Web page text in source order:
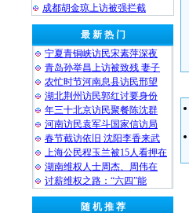
成都胡金琼上访被强拦截
最 新 热 门
宁夏青铜峡访民宋素萍深夜
青岛孙举昌上访被致残 妻子
农忙时节河南息县访民邢望
湖北荆州访民郭红讨要身份
年三十北京访民聚餐陈沈群
河南访民袁军斗国家信访局
春节截访依旧 沈阳李香来武
上海公民程玉兰被15人看押在
湖南维权人士周杰、周伟在
讨薪维权之路：“六四”能
随 机 推 荐